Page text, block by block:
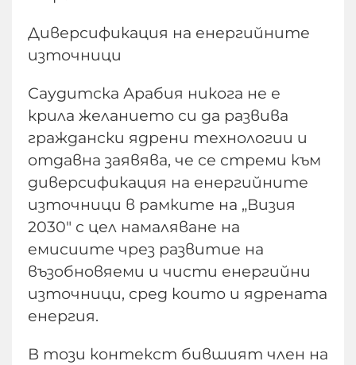
Диверсификация на енергийните
източници
Саудитска Арабия никога не е
крила желанието си да развива
граждански ядрени технологии и
отдавна заявява, че се стреми към
диверсификация на енергийните
източници в рамките на „Визия
2030" с цел намаляване на
емисиите чрез развитие на
възобновяеми и чисти енергийни
източници, сред които и ядрената
енергия.
В този контекст бившият член на